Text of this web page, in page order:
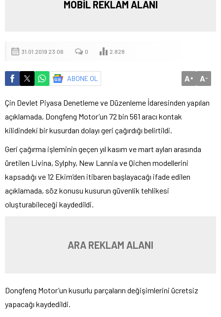
MOBİL REKLAM ALANI
31.01.2019 23:06 0 2.828
ABONE OL A+ A-
Çin Devlet Piyasa Denetleme ve Düzenleme İdaresinden yapılan
açıklamada, Dongfeng Motor’un 72 bin 561 aracı kontak
kilidindeki bir kusurdan dolayı geri çağırdığı belirtildi.
Geri çağırma işleminin geçen yıl kasım ve mart ayları arasında
üretilen Livina, Sylphy, New Lannia ve Qichen modellerini
kapsadığı ve 12 Ekim’den itibaren başlayacağı ifade edilen
açıklamada, söz konusu kusurun güvenlik tehlikesi
oluşturabileceği kaydedildi.
ARA REKLAM ALANI
Dongfeng Motor’un kusurlu parçaların değişimlerini ücretsiz
yapacağı kaydedildi.